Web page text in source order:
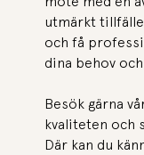
utmärkt
och få
dina behov
Besök gärna
kvaliteten och
Där kan du